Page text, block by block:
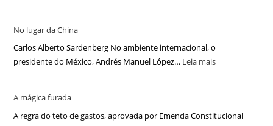
No lugar da China
Carlos Alberto Sardenberg No ambiente internacional, o
presidente do México, Andrés Manuel López… Leia mais
A mágica furada
A regra do teto de gastos, aprovada por Emenda Constitucional